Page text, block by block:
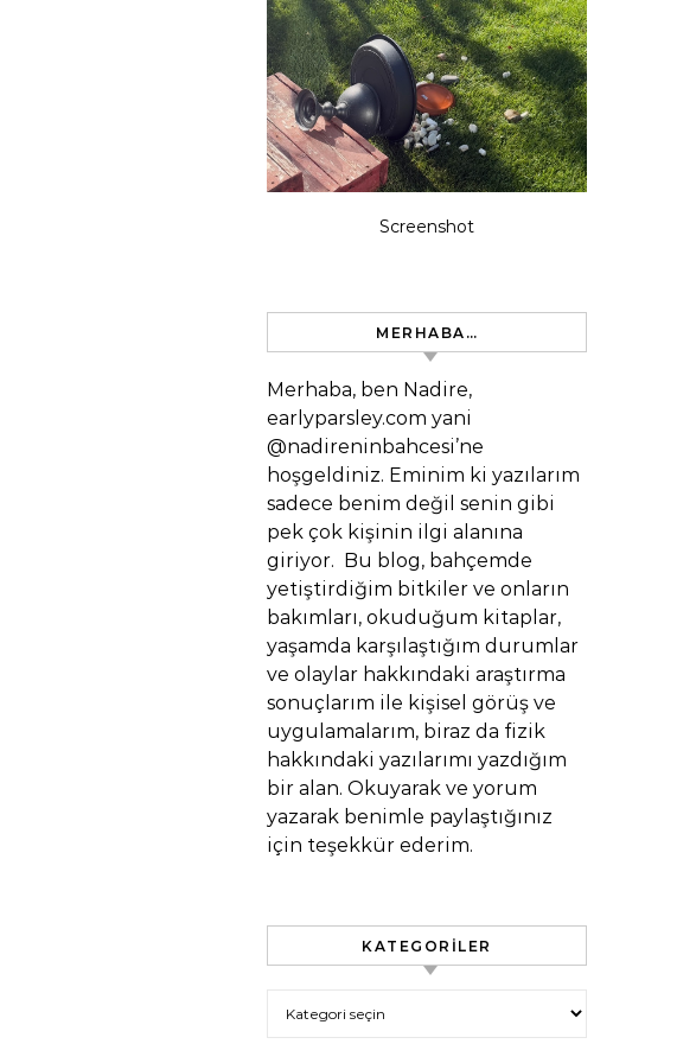
Screenshot
MERHABA…
Merhaba, ben Nadire,
earlyparsley.com yani
@nadireninbahcesi’ne
hoşgeldiniz. Eminim ki yazılarım
sadece benim değil senin gibi
pek çok kişinin ilgi alanına
giriyor. Bu blog, bahçemde
yetiştirdiğim bitkiler ve onların
bakımları, okuduğum kitaplar,
yaşamda karşılaştığım durumlar
ve olaylar hakkındaki araştırma
sonuçlarım ile kişisel görüş ve
uygulamalarım, biraz da fizik
hakkındaki yazılarımı yazdığım
bir alan. Okuyarak ve yorum
yazarak benimle paylaştığınız
için teşekkür ederim.
KATEGORILER